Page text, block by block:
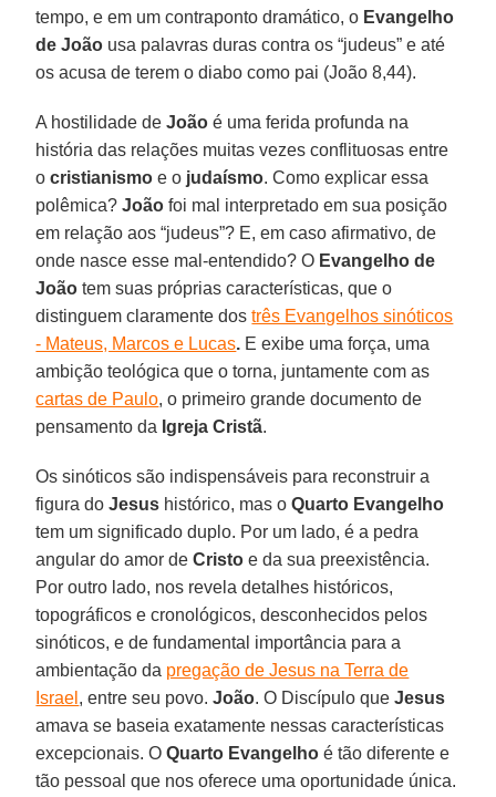
tempo, e em um contraponto dramático, o Evangelho
de João usa palavras duras contra os “judeus” e até
os acusa de terem o diabo como pai (João 8,44).
A hostilidade deJoão é uma ferida profunda na
história das relações muitas vezes conflituosas entre
ocristianismo e o judaísmo. Como explicar essa
polêmica?João foi mal interpretado em sua posição
em relação aos “judeus”? E, em caso afirmativo, de
onde nasce esse mal-entendido? O Evangelho de
João tem suas próprias características, que o
distinguem claramente dostrês Evangelhos sinóticos
- Mateus, Marcos e Lucas. E exibe uma força, uma
ambição teológica que o torna, juntamente com as
cartas de Paulo, o primeiro grande documento de
pensamento da Igreja Cristã.
Os sinóticos são indispensáveis para reconstruir a
figura doJesus histórico, mas oQuarto Evangelho
tem um significado duplo. Por um lado, é a pedra
angular do amor deCristo e da sua preexistência.
Por outro lado, nos revela detalhes históricos,
topográficos e cronológicos, desconhecidos pelos
sinóticos, e de fundamental importância para a
ambientação da pregação de Jesus na Terra de
Israel , entre seu povo.João. O Discípulo queJesus
amava se baseia exatamente nessas características
excepcionais. OQuarto Evangelho é tão diferente e
tão pessoal que nos oferece uma oportunidade única.